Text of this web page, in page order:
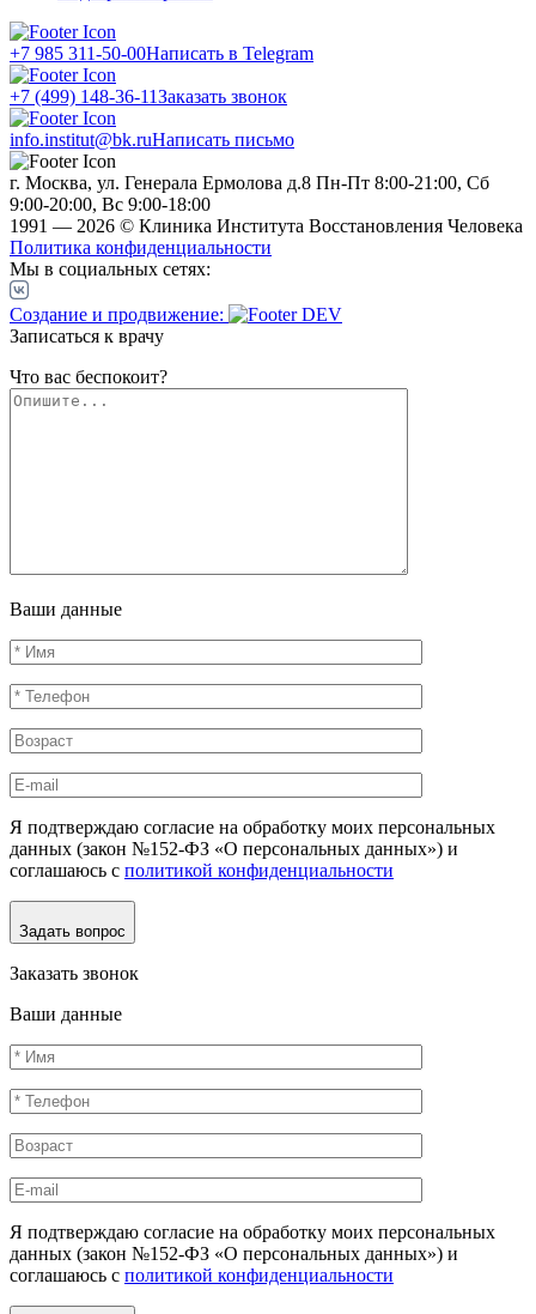
+7 985 311-50-00Написать в Telegram
+7 (499) 148-36-11Заказать звонок
info.institut@bk.ruНаписать письмо
г. Москва, ул. Генерала Ермолова д.8 Пн-Пт 8:00-21:00, Сб
9:00-20:00, Вс 9:00-18:00
1991 — 2026 © Клиника Института Восстановления Человека
Политика конфиденциальности
Мы в социальных сетях:
Создание и продвижение:
Записаться к врачу
Что вас беспокоит?
Ваши данные
Я подтверждаю согласие на обработку моих персональных
данных (закон №152-ФЗ «О персональных данных») и
соглашаюсь с политикой конфиденциальности
Задать вопрос
Заказать звонок
Ваши данные
Я подтверждаю согласие на обработку моих персональных
данных (закон №152-ФЗ «О персональных данных») и
соглашаюсь с политикой конфиденциальности